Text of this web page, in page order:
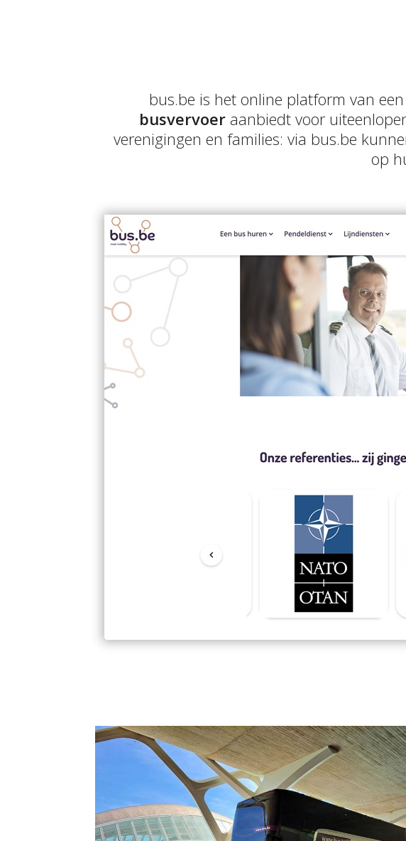
bus.be is het online platform van een
busvervoer aanbiedt voor
verenigingen en families: via bus.be
op